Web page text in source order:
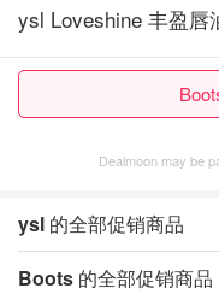
ysl Loveshine 丰盈
Dealmoon may be
ysl 的全部促销商品
Boots 的全部促销商品